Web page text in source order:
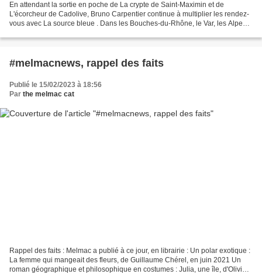
En attendant la sortie en poche de La crypte de Saint-Maximin et de
L'écorcheur de Cadolive, Bruno Carpentier continue à multiplier les rendez-
vous avec La source bleue . Dans les Bouches-du-Rhône, le Var, les Alpes
#melmacnews, rappel des faits
Publié le 15/02/2023 à 18:56
Par the melmac cat
Rappel des faits : Melmac a publié à ce jour, en librairie : Un polar exotique :
La femme qui mangeait des fleurs, de Guillaume Chérel, en juin 2021 Un
roman géographique et philosophique en costumes : Julia, une île, d'Olivier